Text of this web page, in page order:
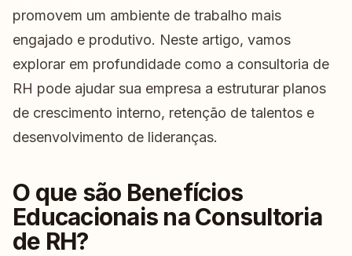
promovem um ambiente de trabalho mais
engajado e produtivo. Neste artigo, vamos
explorar em profundidade como a consultoria de
RH pode ajudar sua empresa a estruturar planos
de crescimento interno, retenção de talentos e
desenvolvimento de lideranças.
O que são Benefícios
Educacionais na Consultoria
de RH?